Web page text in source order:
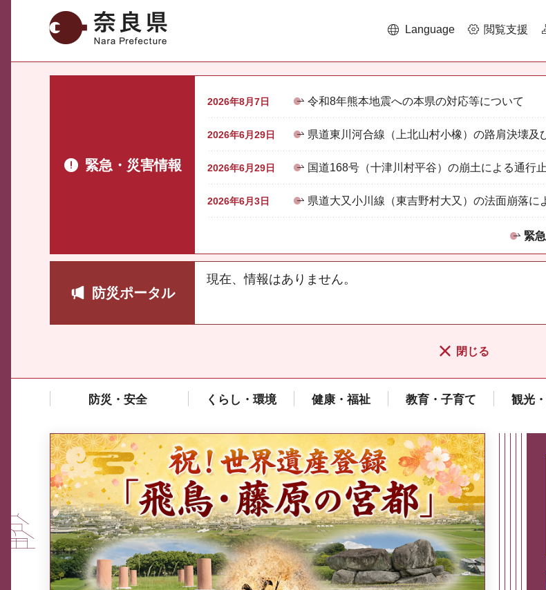
奈良県 Language 閲覧支援
緊急・災害情報
2026年8月7日 令和8年熊本地震への本県の対応等について
2026年6月29日 県道東川河合線（上北山村小橡）の路肩決壊及
2026年6月29日 国道168号（十津川村平谷）の崩土による通行
2026年6月3日 県道大又小川線（東吉野村大又）の法面崩落に
緊
防災ポータル
現在、情報はありません。
閉じる
防災・安全 くらし・環境 健康・福祉 教育・子育て 観光
中東情勢や原油価格上昇の影響
を受ける中小企業向け相談窓口
について
県広報誌「県民だより奈良」
2026年8月号